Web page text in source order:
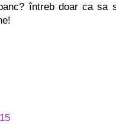
întreb doar ca sa